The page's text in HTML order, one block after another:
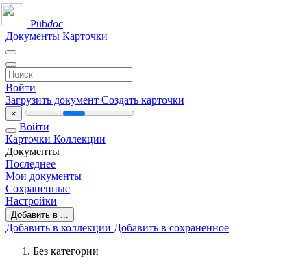
Pubdoc
Документы Карточки
Войти
Загрузить документ Создать карточки
×
Войти
Карточки Коллекции
Документы
Последнее
Мои документы
Сохраненные
Настройки
Добавить в ...
Добавить в коллекции Добавить в сохраненное
Без категории